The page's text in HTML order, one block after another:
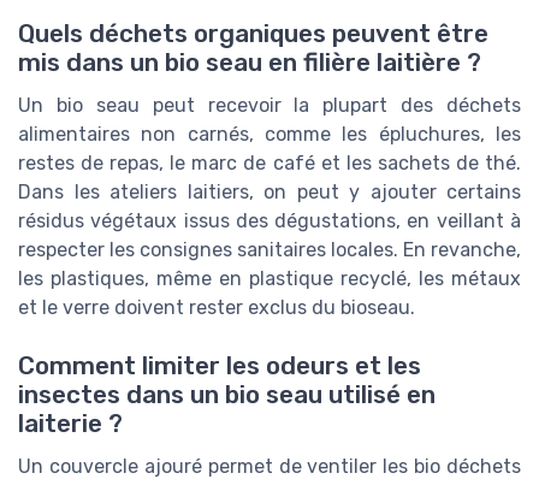
Quels déchets organiques peuvent être
mis dans un bio seau en filière laitière ?
Un bio seau peut recevoir la plupart des déchets
alimentaires non carnés, comme les épluchures, les
restes de repas, le marc de café et les sachets de thé.
Dans les ateliers laitiers, on peut y ajouter certains
résidus végétaux issus des dégustations, en veillant à
respecter les consignes sanitaires locales. En revanche,
les plastiques, même en plastique recyclé, les métaux
et le verre doivent rester exclus du bioseau.
Comment limiter les odeurs et les
insectes dans un bio seau utilisé en
laiterie ?
Un couvercle ajouré permet de ventiler les bio déchets